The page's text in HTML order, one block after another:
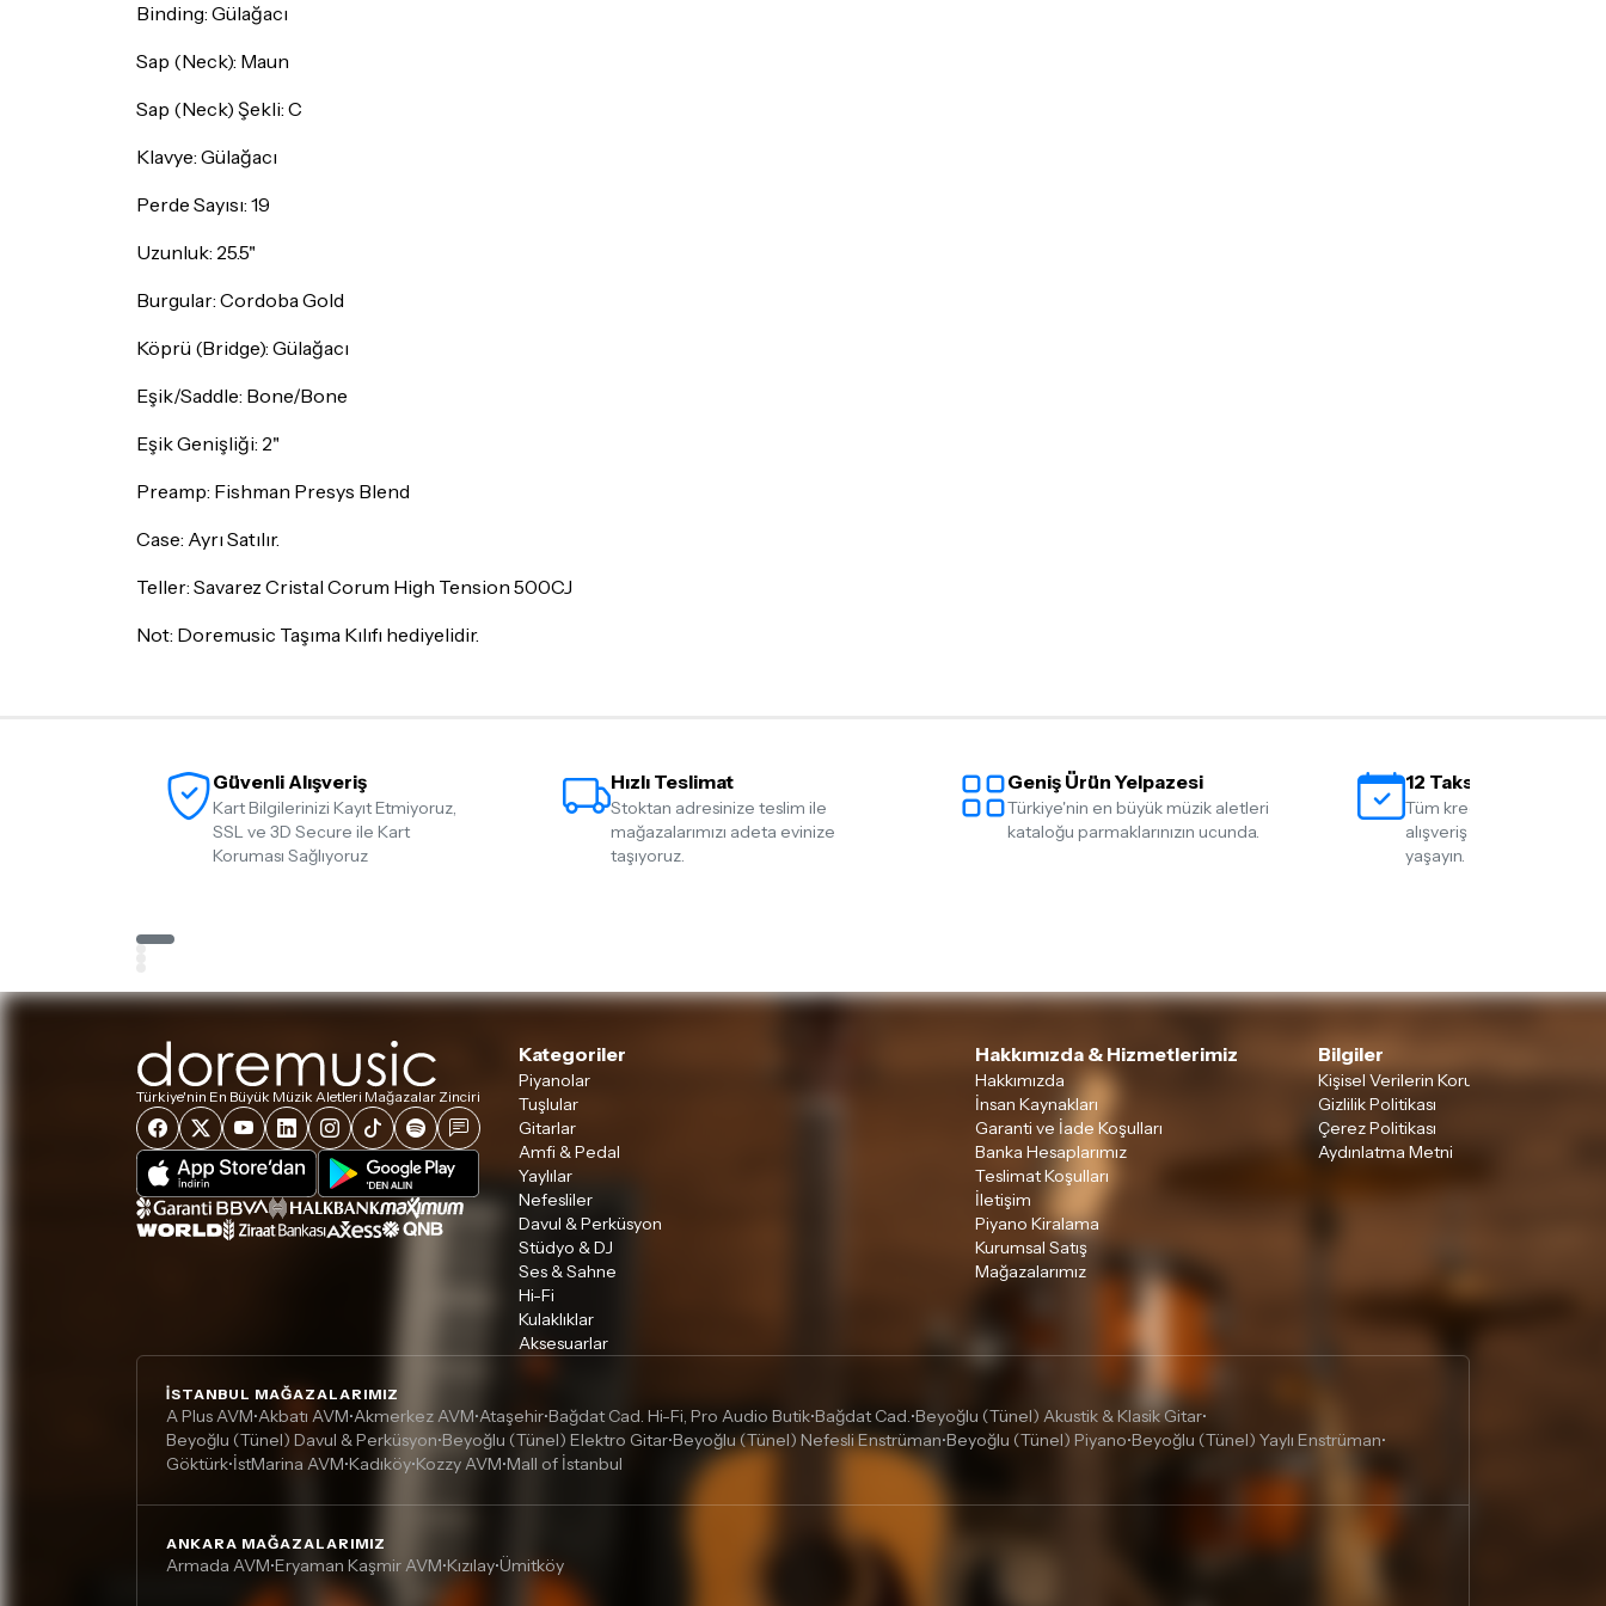
Binding: Gülağacı
Sap (Neck): Maun
Sap (Neck) Şekli: C
Klavye: Gülağacı
Perde Sayısı: 19
Uzunluk: 25.5"
Burgular: Cordoba Gold
Köprü (Bridge): Gülağacı
Eşik/Saddle: Bone/Bone
Eşik Genişliği: 2"
Preamp: Fishman Presys Blend
Case: Ayrı Satılır.
Teller: Savarez Cristal Corum High Tension 500CJ
Not: Doremusic Taşıma Kılıfı hediyelidir.
Güvenli Alışveriş
Kart Bilgilerinizi Kayıt Etmiyoruz,
SSL ve 3D Secure ile Kart
Koruması Sağlıyoruz
Hızlı Teslimat
Stoktan adresinize teslim ile
mağazalarımızı adeta evinize
taşıyoruz.
Geniş Ürün Yelpazesi
Türkiye'nin en büyük müzik aletleri
kataloğu parmaklarınızın ucunda.
12 Taksit İmkanı
Tüm kredi kartlarına 12
alışveriş yapmanın
yaşayın.
Türkiye'nin En Büyük Müzik Aletleri Mağazalar Zinciri
Kategoriler
Piyanolar
Tuşlular
Gitarlar
Amfi & Pedal
Yaylılar
Nefesliler
Davul & Perküsyon
Stüdyo & DJ
Ses & Sahne
Hi-Fi
Kulaklıklar
Aksesuarlar
Hakkımızda & Hizmetlerimiz
Hakkımızda
İnsan Kaynakları
Garanti ve İade Koşulları
Banka Hesaplarımız
Teslimat Koşulları
İletişim
Piyano Kiralama
Kurumsal Satış
Mağazalarımız
Bilgiler
Kişisel Verilerin Korunması
Gizlilik Politikası
Çerez Politikası
Aydınlatma Metni
İSTANBUL MAĞAZALARIMIZ
A Plus AVM•Akbatı AVM•Akmerkez AVM•Ataşehir•Bağdat Cad. Hi-Fi, Pro Audio Butik•Bağdat Cad.•Beyoğlu (Tünel) Akustik & Klasik Gitar•
Beyoğlu (Tünel) Davul & Perküsyon•Beyoğlu (Tünel) Elektro Gitar•Beyoğlu (Tünel) Nefesli Enstrüman•Beyoğlu (Tünel) Piyano•Beyoğlu (Tünel) Yaylı Enstrüman•
Göktürk•İstMarina AVM•Kadıköy•Kozzy AVM•Mall of İstanbul
ANKARA MAĞAZALARIMIZ
Armada AVM•Eryaman Kaşmir AVM•Kızılay•Ümitköy